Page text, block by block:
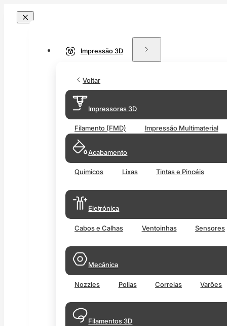
Impressão 3D
Voltar
Impressoras 3D
Filamento (FMD) Impressão Multimaterial
Acabamento
Químicos Lixas Tintas e Pincéis
Eletrónica
Cabos e Calhas Ventoinhas Sensores
Mecânica
Nozzles Polias Correias Varões
Filamentos 3D